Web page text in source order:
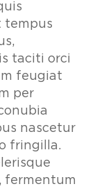
tempus
taciti orci
feugiat
per
nascetur
fringilla.
fermentum